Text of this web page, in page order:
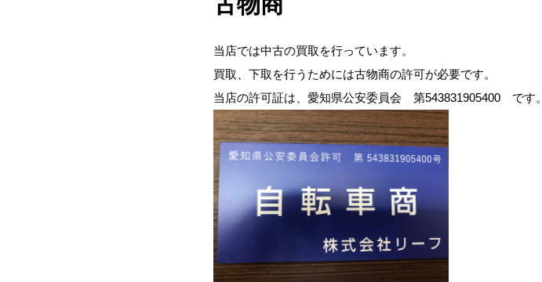
当店では中古の買取を行っています。
買取、下取を行うためには古物商の許可が必要です。
当店の許可証は、愛知県公安委員会 第543831905400 です。